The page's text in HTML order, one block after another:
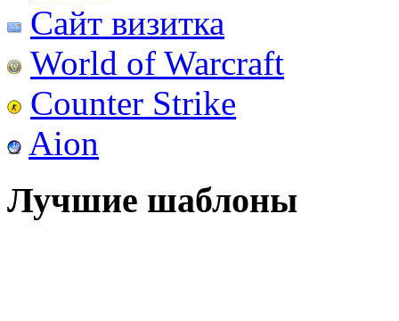
Сайт визитка
World of Warcraft
Counter Strike
Aion
Лучшие шаблоны